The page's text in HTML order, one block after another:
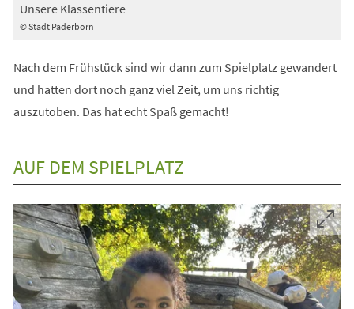
© Stadt Paderborn
Unsere Klassentiere
Nach dem Frühstück sind wir dann zum Spielplatz gewandert
und hatten dort noch ganz viel Zeit, um uns richtig
auszutoben. Das hat echt Spaß gemacht!
AUF DEM SPIELPLATZ